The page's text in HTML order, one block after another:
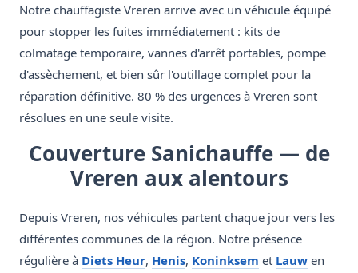
Notre chauffagiste Vreren arrive avec un véhicule équipé
pour stopper les fuites immédiatement : kits de
colmatage temporaire, vannes d'arrêt portables, pompe
d'assèchement, et bien sûr l'outillage complet pour la
réparation définitive. 80 % des urgences à Vreren sont
résolues en une seule visite.
Couverture Sanichauffe — de
Vreren aux alentours
Depuis Vreren, nos véhicules partent chaque jour vers les
différentes communes de la région. Notre présence
régulière à Diets Heur, Henis, Koninksem et Lauw en